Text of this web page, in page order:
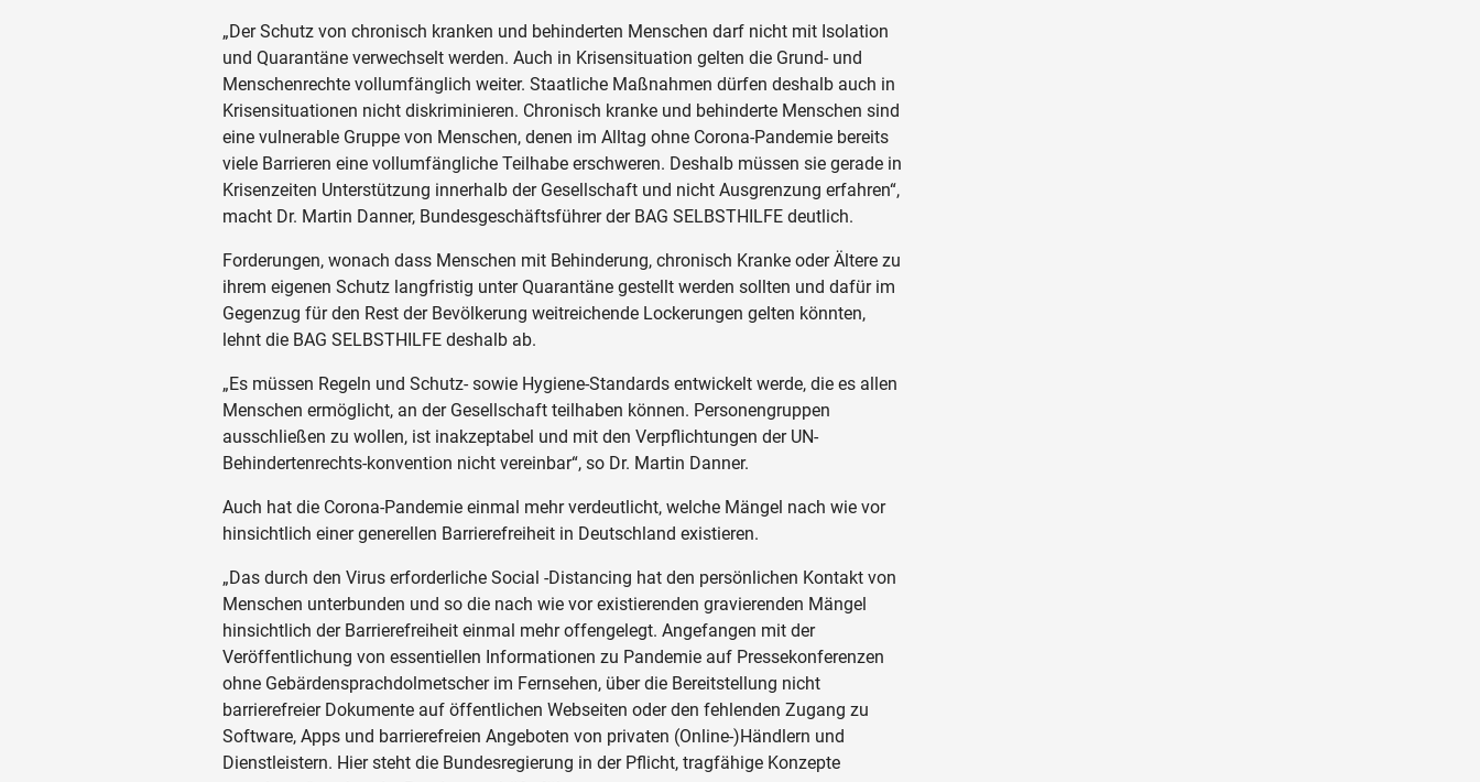
„Der Schutz von chronisch kranken und behinderten Menschen darf nicht mit Isolation
und Quarantäne verwechselt werden. Auch in Krisensituation gelten die Grund- und
Menschenrechte vollumfänglich weiter. Staatliche Maßnahmen dürfen deshalb auch in
Krisensituationen nicht diskriminieren. Chronisch kranke und behinderte Menschen sind
eine vulnerable Gruppe von Menschen, denen im Alltag ohne Corona-Pandemie bereits
viele Barrieren eine vollumfängliche Teilhabe erschweren. Deshalb müssen sie gerade in
Krisenzeiten Unterstützung innerhalb der Gesellschaft und nicht Ausgrenzung erfahren“,
macht Dr. Martin Danner, Bundesgeschäftsführer der BAG SELBSTHILFE deutlich.
Forderungen, wonach dass Menschen mit Behinderung, chronisch Kranke oder Ältere zu
ihrem eigenen Schutz langfristig unter Quarantäne gestellt werden sollten und dafür im
Gegenzug für den Rest der Bevölkerung weitreichende Lockerungen gelten könnten,
lehnt die BAG SELBSTHILFE deshalb ab.
„Es müssen Regeln und Schutz- sowie Hygiene-Standards entwickelt werde, die es allen
Menschen ermöglicht, an der Gesellschaft teilhaben können. Personengruppen
ausschließen zu wollen, ist inakzeptabel und mit den Verpflichtungen der UN-
Behindertenrechts-konvention nicht vereinbar“, so Dr. Martin Danner.
Auch hat die Corona-Pandemie einmal mehr verdeutlicht, welche Mängel nach wie vor
hinsichtlich einer generellen Barrierefreiheit in Deutschland existieren.
„Das durch den Virus erforderliche Social -Distancing hat den persönlichen Kontakt von
Menschen unterbunden und so die nach wie vor existierenden gravierenden Mängel
hinsichtlich der Barrierefreiheit einmal mehr offengelegt. Angefangen mit der
Veröffentlichung von essentiellen Informationen zu Pandemie auf Pressekonferenzen
ohne Gebärdensprachdolmetscher im Fernsehen, über die Bereitstellung nicht
barrierefreier Dokumente auf öffentlichen Webseiten oder den fehlenden Zugang zu
Software, Apps und barrierefreien Angeboten von privaten (Online-)Händlern und
Dienstleistern. Hier steht die Bundesregierung in der Pflicht, tragfähige Konzepte